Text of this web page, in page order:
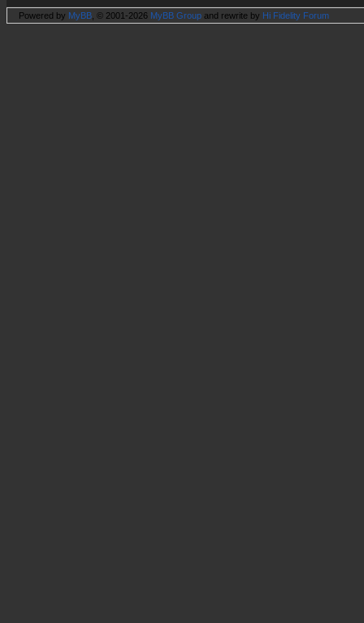
Powered by MyBB , © 2001-2026 MyBB Group and rewrite by Hi Fidelity Forum